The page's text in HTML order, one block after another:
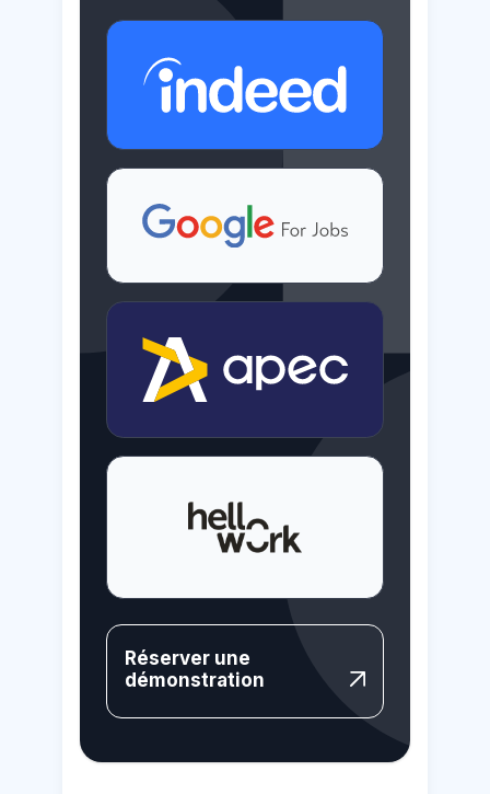
Réserver une
démonstration